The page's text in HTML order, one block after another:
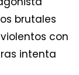
brutales
con
intenta